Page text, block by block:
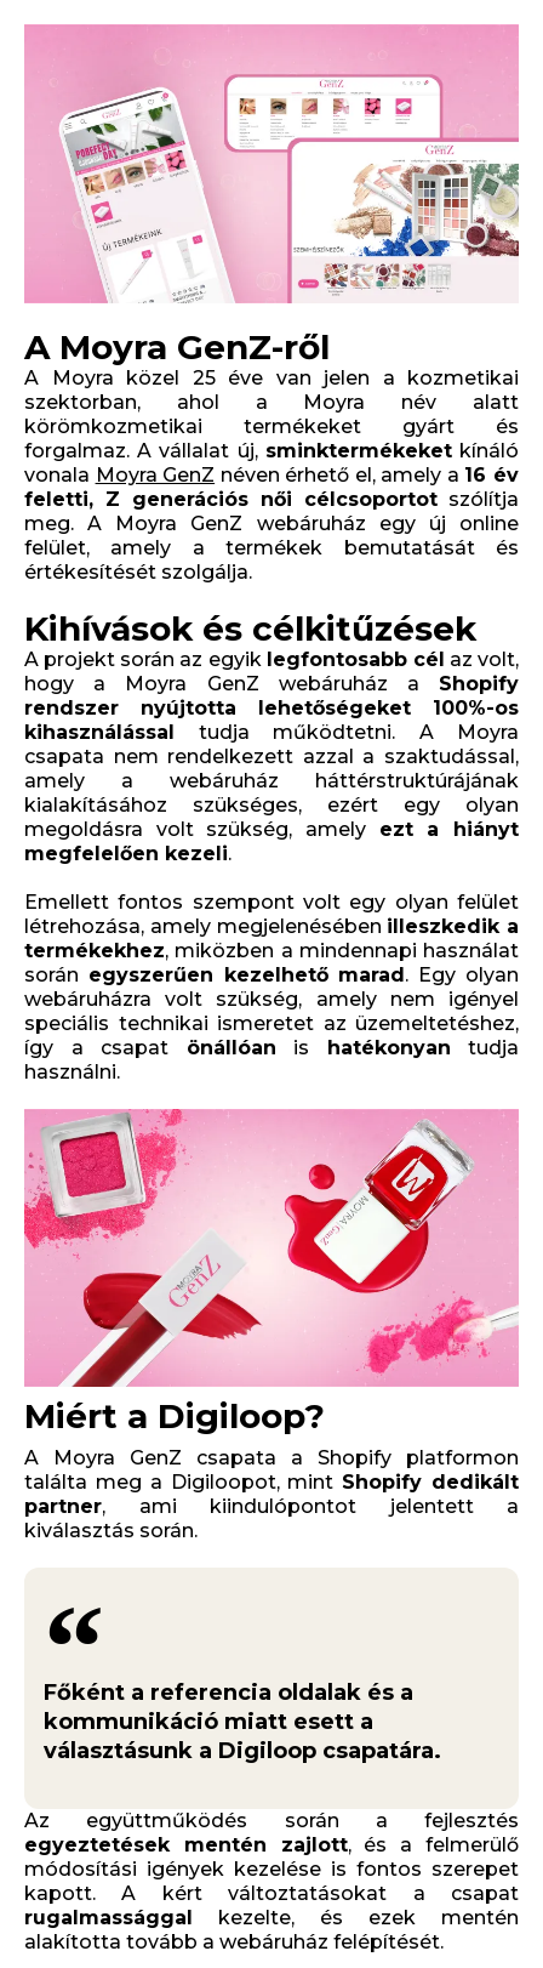
A Moyra GenZ-ről
A Moyra közel 25 éve van jelen a kozmetikai
szektorban, ahol a Moyra név alatt
körömkozmetikai termékeket gyárt és
forgalmaz. A vállalat új, sminktermékeketkínáló
vonala Moyra GenZ néven érhető el, amely a 16 év
feletti, Z generációs női célcsoportot szólítja
meg. A Moyra GenZ webáruház egy új online
felület, amely a termékek bemutatását és
értékesítését szolgálja.
Kihívások és célkitűzések
A projekt során az egyik legfontosabb cél az volt,
hogy a Moyra GenZ webáruház a Shopify
rendszer nyújtotta lehetőségeket 100%-os
kihasználással tudja működtetni. A Moyra
csapata nem rendelkezett azzal a szaktudással,
amely a webáruház háttérstruktúrájának
kialakításához szükséges, ezért egy olyan
megoldásra volt szükség, amely ezt a hiányt
megfelelően kezeli.
Emellett fontos szempont volt egy olyan felület
létrehozása, amely megjelenésében illeszkedik a
termékekhez, miközben a mindennapi használat
során egyszerűen kezelhető marad. Egy olyan
webáruházra volt szükség, amely nem igényel
speciális technikai ismeretet az üzemeltetéshez,
így a csapat önállóan is hatékonyan tudja
használni.
Miért a Digiloop?
A Moyra GenZ csapata a Shopify platformon
találta meg a Digiloopot, mint Shopify dedikált
partner, ami kiindulópontot jelentett a
kiválasztás során.
Főként a referencia oldalak és a
kommunikáció miatt esett a
választásunk a Digiloop csapatára.
Az együttműködés során a fejlesztés
egyeztetések mentén zajlott, és a felmerülő
módosítási igények kezelése is fontos szerepet
kapott. A kért változtatásokat a csapat
rugalmassággal
kezelte, és ezek mentén
alakította tovább a webáruház felépítését.